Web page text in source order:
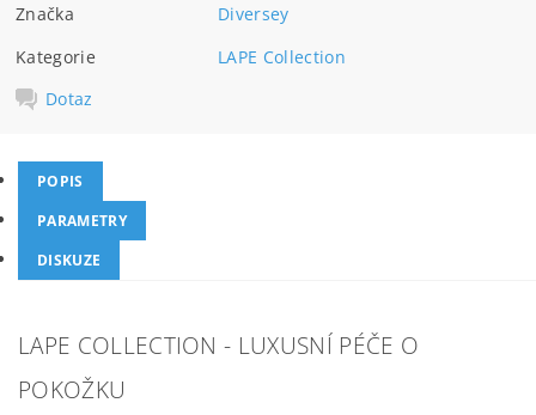
Značka
Diversey
Kategorie
LAPE Collection
Dotaz
POPIS
PARAMETRY
DISKUZE
LAPE COLLECTION - LUXUSNÍ PÉČE O
POKOŽKU